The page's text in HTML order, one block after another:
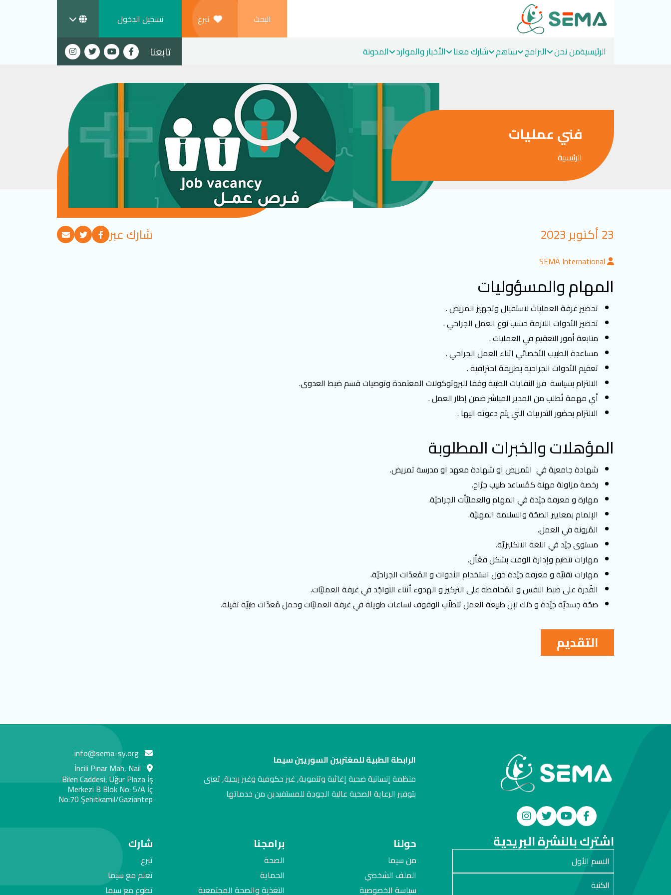
البحث تبرع تسجيل الدخول
الرئيسيةمن نحن البرامج ساهم شارك معنا الأخبار والموارد المدونة تابعنا
فني عمليات
الرئيسية
23 أكتوبر 2023 شارك عبر
SEMA International
المهام والمسؤوليات
تحضير غرفة العمليات لاستقبال وتجهيز المريض .
تحضير الأدوات اللازمة حسب نوع العمل الجراحي .
متابعة أمور التعقيم في العمليات .
مساعدة الطبيب الأخصائي اثناء العمل الجراحي .
تعقيم الأدوات الجراحية بطريقة احترافية .
الالتزام بسياسة فرز النفايات الطبية وفقا للبروتوكولات المعتمدة وتوصيات قسم ضبط العدوى.
أي مهمة تُطلب من المدير المباشر ضمن إطار العمل .
الالتزام بحضور التدريبات التي يتم دعوته اليها .
المؤهلات والخبرات المطلوبة
شهادة جامعية في التمريض او شهادة معهد او مدرسة تمريض.
رخصة مزاولة مهنة كمُساعد طبيب جرّاح.
مهارة و معرفة جيّدة في المهام والعمليّأت الجراحيّة.
الإلمام بمعايير الصحّة والسلامة المهنيّة.
المُرونة في العمل.
مستوى جيّد في اللغة الانكليزيّة.
مهارات تنظيم وإدارة الوقت بشكل فعّأل.
مهارات تقنيّة و معرفة جيّدة حول استخدام الأدوات و المُعدّات الجراحيّة.
القُدرة على ضبط النفس و المُحافظة على التركيز و الهدوء أثناء التواجُد في غرفة العمليّات.
صحّة جسديّة جيّدة و ذلك لإن طبيعة العمل تتطلّب الوقوف لساعات طويلة في غرفة العمليّات وحمل مُعدّات طبيّة ثقيلة.
التقديم
الرابطة الطبية للمغتربين السوريين سيما
منظمة إنسانية صحية إغاثية وتنموية, غير حكومية وغير ربحية, تعنى
بتوفير الرعاية الصحية عالية الجودة للمستفيدين من خدماتها
info@sema-sy.org
İncili Pınar Mah, Nail
Bilen Caddesi, Uğur Plaza İş
Merkezi B Blok No: 5/A İç
No:70 Şehitkamil/Gaziantep
اشترك بالنشرة البريدية حولنا
من سيما
الملف الشخصي
سياسة الخصوصية
برامجنا
الصحة
الحماية
التغذية والصحة المجتمعية
شارك
تبرع
تعلم مع سيما
تطوع مع سيما